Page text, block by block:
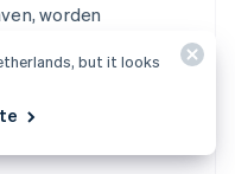
worden
op te nemen in je
wat mag worden
worden besproken.
but it looks